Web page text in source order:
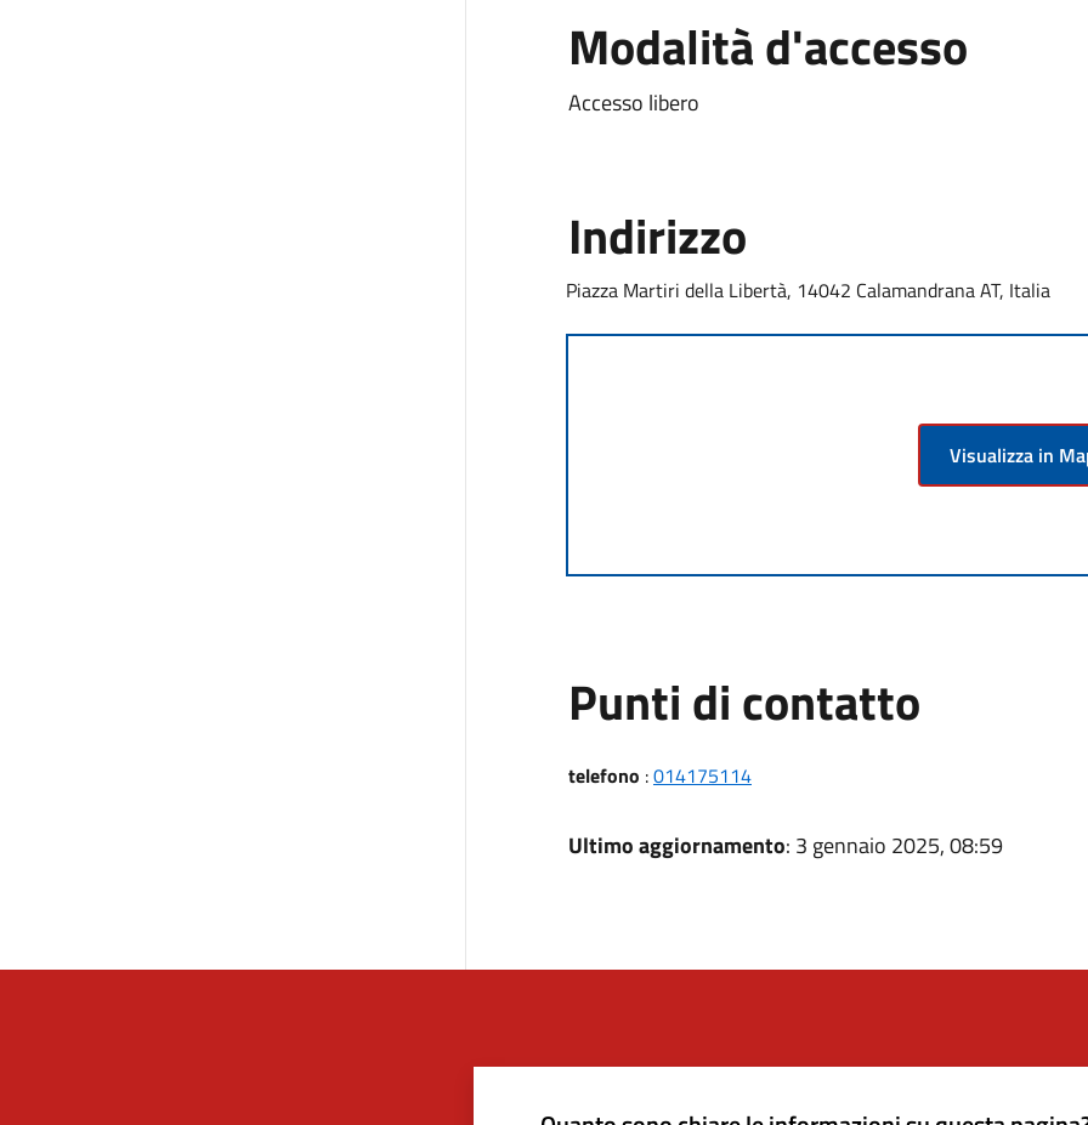
Modalità d'accesso
Accesso libero
Indirizzo
Piazza Martiri della Libertà, 14042 Calamandrana AT, Italia
Visualizza in
Punti di contatto
telefono :014175114
Ultimo aggiornamento: 3 gennaio 2025, 08:59